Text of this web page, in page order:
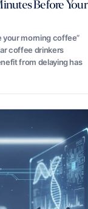
Before Your
your morning coffee”
coffee drinkers
from delaying has